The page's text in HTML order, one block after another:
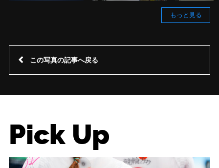
もっと見る
この写真の記事へ戻る
Pick Up